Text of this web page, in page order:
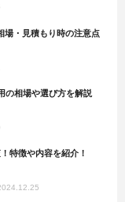
場・見積もり時の注意点
の相場や選び方を解説
特徴や内容を紹介！